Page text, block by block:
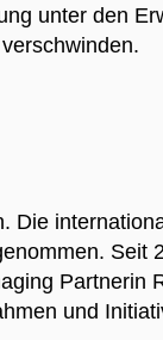
unter den
Die
Seit
Partnerin
und